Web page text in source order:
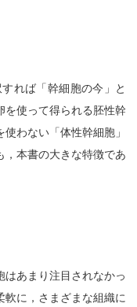
れば「幹細胞の今」と
を使って得られる胚性幹
わない「体性幹細胞」
，本書の大きな特徴であ
あまり注目されなかっ
軟に，さまざまな組織に